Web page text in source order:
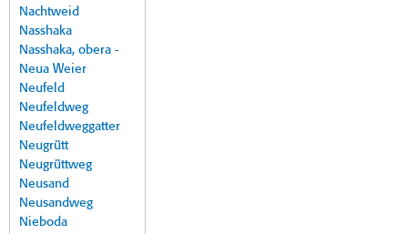
Nachtweid
Nasshaka
Nasshaka, obera -
Neua Weier
Neufeld
Neufeldweg
Neufeldweggatter
Neugrütt
Neugrüttweg
Neusand
Neusandweg
Nieboda